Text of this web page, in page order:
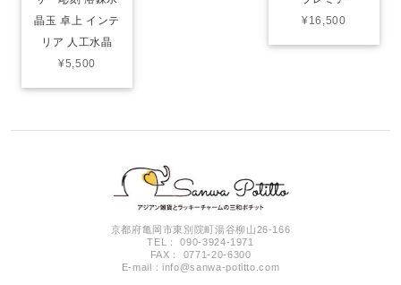
晶玉 卓上 インテ
リア 人工水晶
¥5,500
¥16,500
京都府亀岡市東別院町湯谷柳山26-166
TEL： 090-3924-1971
FAX： 0771-20-6300
E-mail：info@sanwa-potitto.com